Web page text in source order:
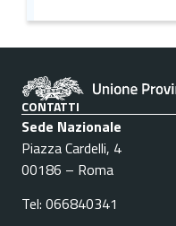
CONTATTI
Sede Nazionale
Piazza Cardelli, 4
00186 – Roma
Tel: 066840341